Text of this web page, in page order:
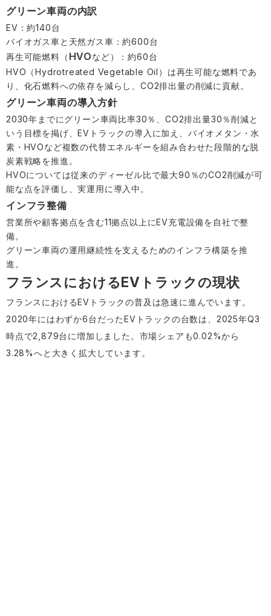
グリーン車両の内訳
EV：約140台
バイオガス車と天然ガス車：約600台
再生可能燃料（ HVOなど）：約60台
HVO（Hydrotreated Vegetable Oil）は再生可能な燃料であ
り、化石燃料への依存を減らし、CO2排出量の削減に貢献。
グリーン車両の導入方針
2030年までにグリーン車両比率30％、CO2排出量30％削減と
いう目標を掲げ、EVトラックの導入に加え、バイオメタン・水
素・HVOなど複数の代替エネルギーを組み合わせた段階的な脱
炭素戦略を推進。
HVOについては従来のディーゼル比で最大90％のCO2削減が可
能な点を評価し、実運用に導入中。
インフラ整備
営業所や顧客拠点を含む11拠点以上にEV充電設備を自社で整
備。
グリーン車両の運用継続性を支えるためのインフラ構築を推
進。
フランスにおけるEVトラックの現状
フランスにおけるEVトラックの普及は急速に進んでいます。
2020年にはわずか6台だったEVトラックの台数は、2025年Q3
時点で2,879台に増加しました。市場シェアも0.02%から
3.28%へと大きく拡大しています。